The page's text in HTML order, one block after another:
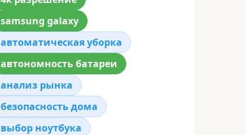
samsung galaxy
автоматическая уборка
автономность батареи
анализ рынка
безопасность дома
выбор ноутбука